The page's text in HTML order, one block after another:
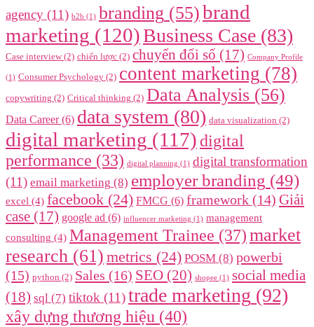
agency (11) b2b (1) branding (55)brand
marketing (120)Business Case (83)
Case interview(2) chiến lược (2) chuyển đổi số (17) Company Profile
(1) Consumer Psychology (2) content marketing (78)
copywriting (2) Critical thinking (2) Data Analysis (56)
Data Career(6) data system (80) data visualization (2)
digital marketing (117) digital
performance (33) digital planning (1) digital transformation
(11) email marketing (8) employer branding (49)
excel (4) facebook (24) FMCG (6) framework (14) Giải
case (17) google ad (6) influencer marketing (1) management
consulting (4) Management Trainee (37)market
research (61) metrics (24) POSM (8) powerbi
(15) python (2) Sales (16) SEO (20) shopee (1) social media
(18) sql (7) tiktok (11)trade marketing (92)
xây dựng thương hiệu (40)